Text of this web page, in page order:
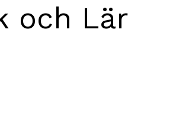
och Lär